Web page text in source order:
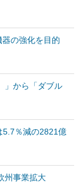
の強化を目的
」から「ダブル
％減の2821億
州事業拡大